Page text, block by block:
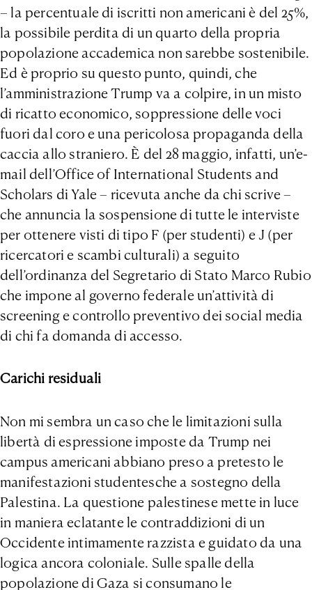
– la percentuale di iscritti non americani è del 25%,
la possibile perdita di un quarto della propria
popolazione accademica non sarebbe sostenibile.
Ed è proprio su questo punto, quindi, che
l’amministrazione Trump va a colpire, in un misto
di ricatto economico, soppressione delle voci
fuori dal coro e una pericolosa propaganda della
caccia allo straniero. È del 28 maggio, infatti, un’e-
mail dell’Office of International Students and
Scholars di Yale – ricevuta anche da chi scrive –
che annuncia la sospensione di tutte le interviste
per ottenere visti di tipo F (per studenti) e J (per
ricercatori e scambi culturali) a seguito
dell’ordinanza del Segretario di Stato Marco Rubio
che impone al governo federale un’attività di
screening e controllo preventivo dei social media
di chi fa domanda di accesso.
Carichi residuali
Non mi sembra un caso che le limitazioni sulla
libertà di espressione imposte da Trump nei
campus americani abbiano preso a pretesto le
manifestazioni studentesche a sostegno della
Palestina. La questione palestinese mette in luce
in maniera eclatante le contraddizioni di un
Occidente intimamente razzista e guidato da una
logica ancora coloniale. Sulle spalle della
popolazione di Gaza si consumano le